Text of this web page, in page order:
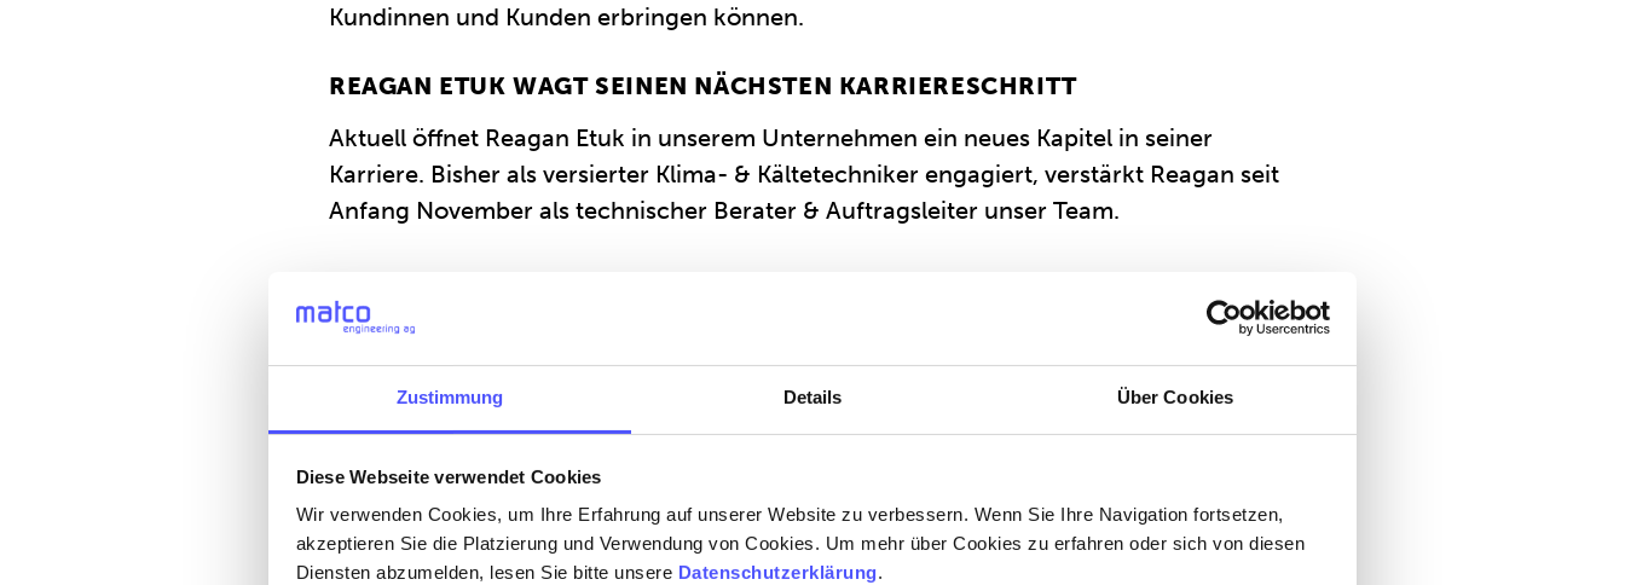
Zustimmung Details Über Cookies
Diese Webseite verwendet Cookies
Wir verwenden Cookies, um Ihre Erfahrung auf unserer Website zu verbessern. Wenn Sie Ihre Navigation fortsetzen,
akzeptieren Sie die Platzierung und Verwendung von Cookies. Um mehr über Cookies zu erfahren oder sich von diesen
Diensten abzumelden, lesen Sie bitte unsere Datenschutzerklärung.
Kundinnen und Kunden erbringen können.
REAGAN ETUK WAGT SEINEN NÄCHSTEN KARRIERESCHRITT
Aktuell öffnet Reagan Etuk in unserem Unternehmen ein neues Kapitel in seiner
Karriere. Bisher als versierter Klima- & Kältetechniker engagiert, verstärkt Reagan seit
Anfang November als technischer Berater & Auftragsleiter unser Team.
Lüftungstechnik – sowohl als Monteur wie auch als Servicetechniker – ist Reagan
Wir von matco engineering fördern seinen Karriereschritt durch gezielte
Weiterbildungen und intensiven Erfahrungsaustausch. Reagan ist motiviert, sich
einzubringen.